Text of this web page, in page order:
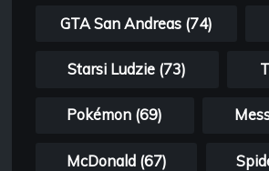
GTA San Andreas (74)
Starsi Ludzie (73)
Pokémon (69)
McDonald (67)